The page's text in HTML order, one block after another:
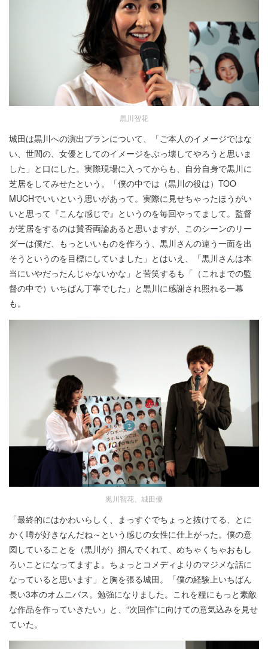
黒川智花
城田は黒川への演出プランについて、「ご本人のイメージではな
い、世間の、女優としてのイメージをぶっ壊してやろうと思いま
した」と口にした。実際現場に入ってからも、自分自身で黒川に
芝居をしてみせたという。「僕の中では（黒川の役は）TOO
MUCHでいいという思いがあって。実際に見せちゃったほうがい
いと思って『こんな感じで』というのを毎回やってまして。監督
が芝居をするのは賛否両論あると思いますが、このシーンのリー
ダーは僕だ、もっといいものを作ろう、黒川さんの違う一面を出
そうというのを目標にしていました」とはいえ、「黒川さんは本
当にいやだったんじゃないかな」と苦笑するも「（これまでの監
督の中で）いちばん丁寧でした」と黒川に感謝され照れる一幕
も。
黒川智花、城田優
「最終的にはかわいらしく、まっすぐでちょっと抜けてる、とに
かく噂が好きなんだね～という感じの女性に仕上がった。僕の意
図していることを（黒川が）掴んでくれて、めちゃくちゃおもし
ろいことになってますよ。ちょっとコメディよりのマジメな話に
なっていると思います」と胸を張る城田。「僕の経験上いちばん
長い3本のオムニバス。勉強になりました。これを糧にもっと素敵
な作品を作っていきたい」と、“次回作”に向けての意気込みを見せ
ていた。